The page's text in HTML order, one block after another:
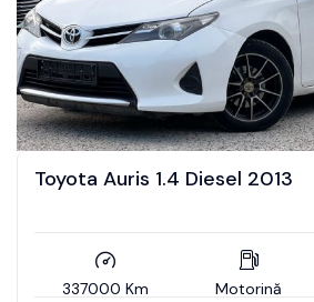
Toyota Auris 1.4 Diesel 2013
337000 Km Motorină